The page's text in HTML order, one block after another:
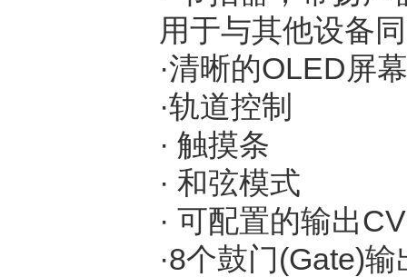
用于与其他设备
·清晰的OLED屏
·轨道控制
· 触摸条
· 和弦模式
· 可配置的输出
·8个鼓门(Gate)